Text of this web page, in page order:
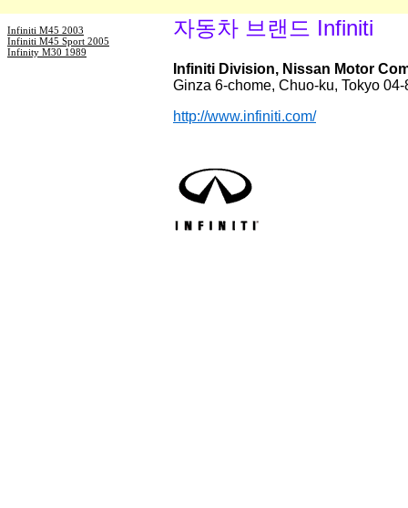
Infiniti M45 2003
Infiniti M45 Sport 2005
Infinity M30 1989
자동차 브랜드 Infiniti
Infiniti Division, Nissan Motor
Ginza 6-chome, Chuo-ku, Tokyo
http://www.infiniti.com/